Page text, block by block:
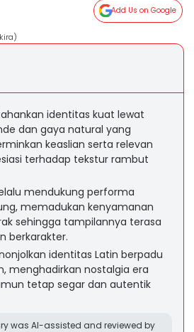
Add Us on Google
identitas kuat lewat
dan gaya natural yang
keaslian serta relevan
terhadap tekstur rambut
mendukung performa
memadukan kenyamanan
sehingga tampilannya terasa
berkarakter.
identitas Latin berpadu
menghadirkan nostalgia era
tetap segar dan autentik
was AI-assisted and reviewed by